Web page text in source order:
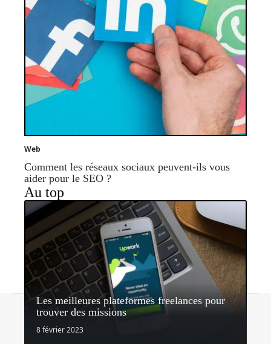
Web
Comment les réseaux sociaux peuvent-ils vous
aider pour le SEO ?
Au top
Les meilleures plateformes freelances pour
trouver des missions
8 février 2023© 2026 | mycommunitymanager.be
Contact Mentions légales Sitemap